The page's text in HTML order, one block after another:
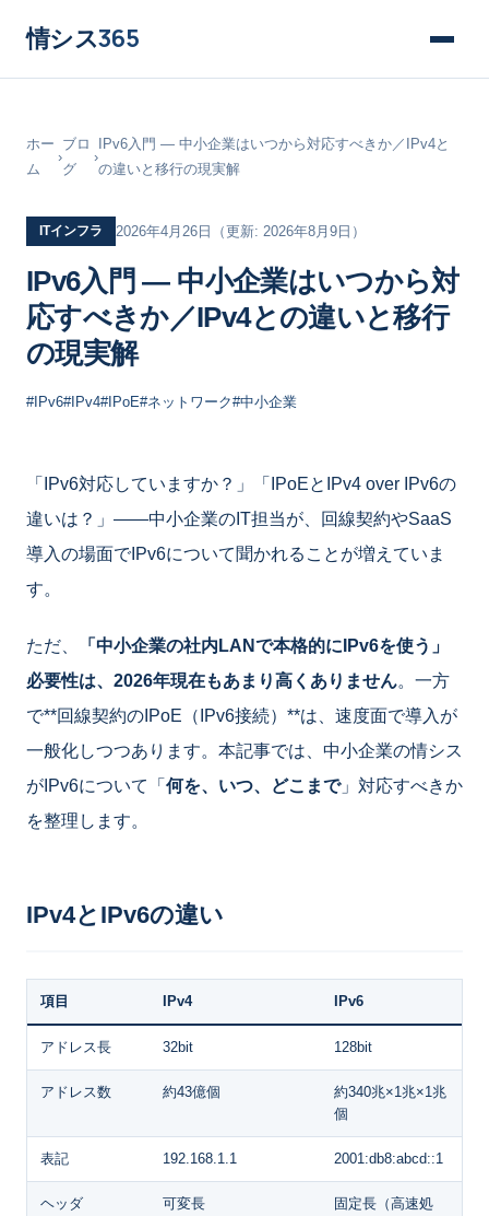
情シス365
ホー
ム
›
ブロ
グ
›
IPv6入門 ― 中小企業はいつから対応すべきか／IPv4と
の違いと移行の現実解
ITインフラ 2026年4月26日 （更新: 2026年8月9日）
IPv6入門 ― 中小企業はいつから対
応すべきか／IPv4との違いと移行
の現実解
#IPv6#IPv4#IPoE#ネットワーク#中小企業
「IPv6対応していますか？」「IPoEとIPv4 over IPv6の
違いは？」――中小企業のIT担当が、回線契約やSaaS
導入の場面でIPv6について聞かれることが増えていま
す。
ただ、
「中小企業の社内LANで本格的にIPv6を使う」
必要性は、2026年現在もあまり高くありません。一方
で**回線契約のIPoE（IPv6接続）**は、速度面で導入が
一般化しつつあります。本記事では、中小企業の情シス
がIPv6について「 何を、いつ、どこまで」対応すべきか
を整理します。
IPv4とIPv6の違い
項目 IPv4 IPv6
アドレス長 32bit 128bit
アドレス数 約43億個
約340兆×1兆×1兆
個
表記 192.168.1.1 2001:db8:abcd::1
ヘッダ 可変長
固定長（高速処